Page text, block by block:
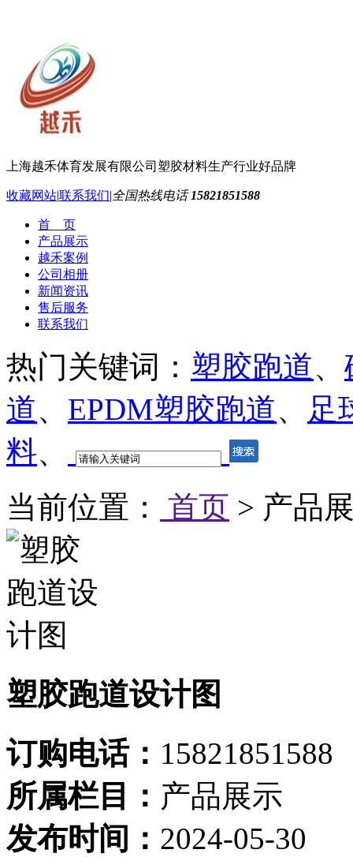
上海越禾体育发展有限公司 塑胶材料生产行业好品牌
收藏网站|联系我们|全国热线电话15821851588
首 页
产品展示
越禾案例
公司相册
新闻资讯
售后服务
联系我们
热门关键词： 塑胶跑道、
道、 EPDM塑胶跑道、 足
料、
当前位置：
首页 > 产品
塑胶跑道设计图
订购电话： 15821851588
所属栏目： 产品展示
发布时间： 2024-05-30